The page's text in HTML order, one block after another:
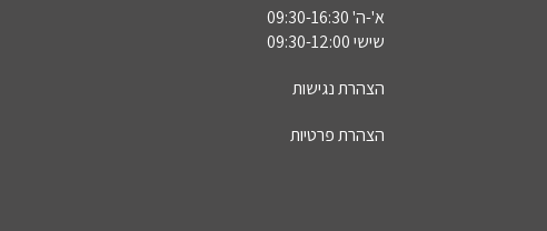
א'-ה' 09:30-16:30
שישי 09:30-12:00
הצהרת נגישות
הצהרת פרטיות